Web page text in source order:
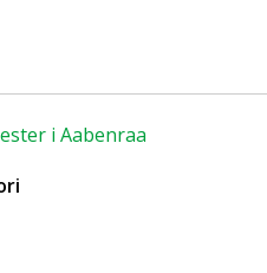
i Aabenraa